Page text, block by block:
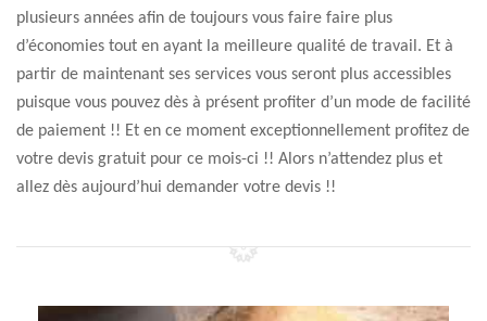
plusieurs années afin de toujours vous faire faire plus
d’économies tout en ayant la meilleure qualité de travail. Et à
partir de maintenant ses services vous seront plus accessibles
puisque vous pouvez dès à présent profiter d’un mode de facilité
de paiement !! Et en ce moment exceptionnellement profitez de
votre devis gratuit pour ce mois-ci !! Alors n’attendez plus et
allez dès aujourd’hui demander votre devis !!